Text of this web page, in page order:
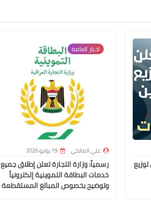
اخبار العامة
علي المالكي 19 يوليو 2026
رسمياً: وزارة التجارة تعلن إطلاق جميع
خدمات البطاقة التموينية إلكترونياً
وتوضيح بخصوص المبالغ المستقطعة